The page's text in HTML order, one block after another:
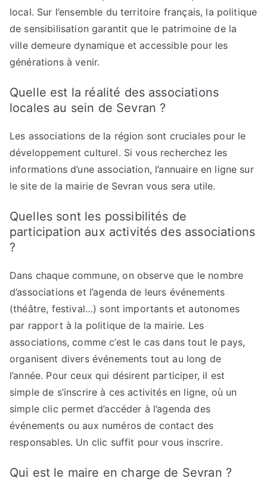
local. Sur l’ensemble du territoire français, la politique
de sensibilisation garantit que le patrimoine de la
ville demeure dynamique et accessible pour les
générations à venir.
Quelle est la réalité des associations
locales au sein de Sevran ?
Les associations de la région sont cruciales pour le
développement culturel. Si vous recherchez les
informations d’une association, l’annuaire en ligne sur
le site de la mairie de Sevran vous sera utile.
Quelles sont les possibilités de
participation aux activités des associations
?
Dans chaque commune, on observe que le nombre
d’associations et l’agenda de leurs événements
(théâtre, festival…) sont importants et autonomes
par rapport à la politique de la mairie. Les
associations, comme c’est le cas dans tout le pays,
organisent divers événements tout au long de
l’année. Pour ceux qui désirent participer, il est
simple de s’inscrire à ces activités en ligne, où un
simple clic permet d’accéder à l’agenda des
événements ou aux numéros de contact des
responsables. Un clic suffit pour vous inscrire.
Qui est le maire en charge de Sevran ?